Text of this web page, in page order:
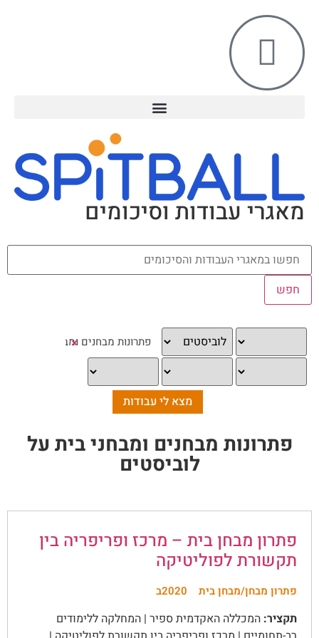
מאגרי עבודות וסיכומים
×
פתרונות מבחנים ומבחני בית על
לוביסטים
פתרון מבחן בית – מרכז ופריפריה בין
תקשורת לפוליטיקה
פתרון מבחן/מבחן בית 2020ב
תקציר:המכללה האקדמית ספיר | המחלקה ללימודים